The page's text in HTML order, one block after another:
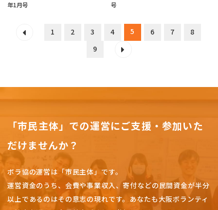
年1月号
号
1 2 3 4 5 6 7
8
9
「市民主体」での運営にご支援・参加いた
だけませんか？
ボラ協の運営は「市民主体」です。
運営資金のうち、会費や事業収入、寄付などの民間資金が半分
以上であるのはその意志の現れです。 あなたも大阪ボランティ